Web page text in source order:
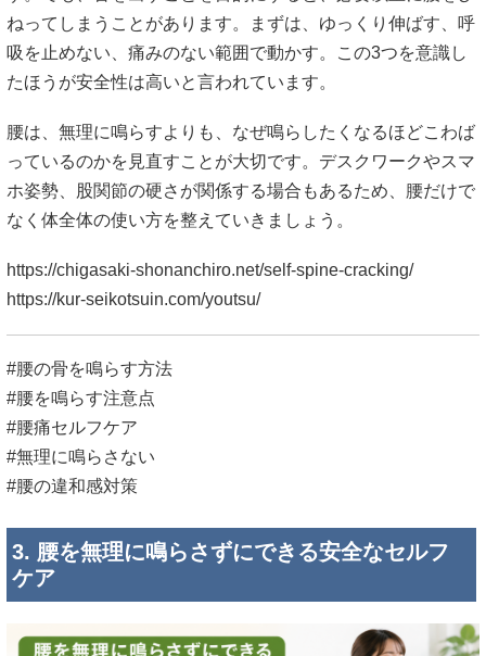
ねってしまうことがあります。まずは、ゆっくり伸ばす、呼
吸を止めない、痛みのない範囲で動かす。この3つを意識し
たほうが安全性は高いと言われています。
腰は、無理に鳴らすよりも、なぜ鳴らしたくなるほどこわば
っているのかを見直すことが大切です。デスクワークやスマ
ホ姿勢、股関節の硬さが関係する場合もあるため、腰だけで
なく体全体の使い方を整えていきましょう。
https://chigasaki-shonanchiro.net/self-spine-cracking/
https://kur-seikotsuin.com/youtsu/
#腰の骨を鳴らす方法
#腰を鳴らす注意点
#腰痛セルフケア
#無理に鳴らさない
#腰の違和感対策
3. 腰を無理に鳴らさずにできる安全なセルフ
ケア